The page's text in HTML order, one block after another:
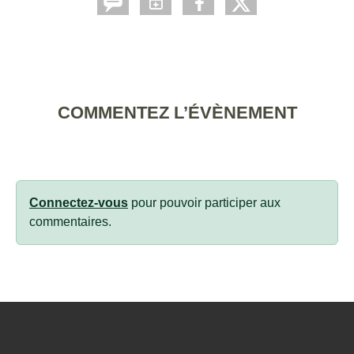
COMMENTEZ L’ÉVÈNEMENT
Connectez-vous pour pouvoir participer aux
commentaires.